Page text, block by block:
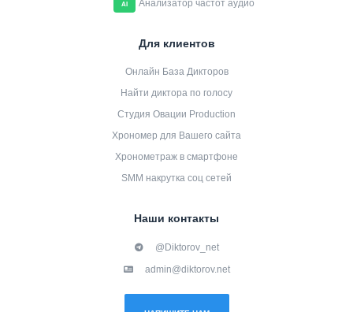
AI Анализатор частот аудио
Для клиентов
Онлайн База Дикторов
Найти диктора по голосу
Студия Овации Production
Хрономер для Вашего сайта
Хронометраж в смартфоне
SMM накрутка соц сетей
Наши контакты
@Diktorov_net
admin@diktorov.net